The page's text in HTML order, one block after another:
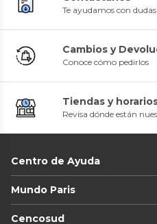
Te ayudamos con
Cambios y
Conoce cómo pedirlos
Tiendas y
Revisa dónde están
Centro de Ayuda
Mundo Paris
Cencosud